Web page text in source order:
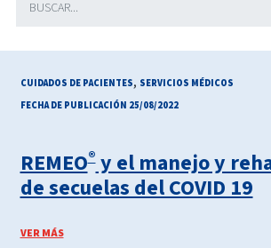
CUIDADOS DE PACIENTES, SERVICIOS MÉDICOS
FECHA DE PUBLICACIÓN 25/08/2022
REMEO®y el manejo y
de secuelas del COVID 19
VER MÁS